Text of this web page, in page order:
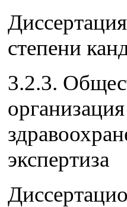
степени
3.2.3.
экспертиза